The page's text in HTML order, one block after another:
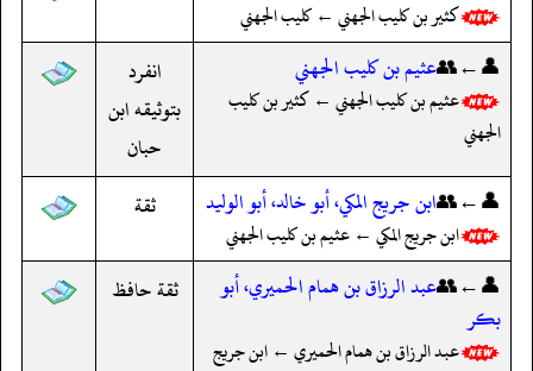
كثير بن كليب الجهني ← كليب الجهني
👤←👥عثيم بن كليب الجهني
عثيم بن كليب الجهني ← كثير بن كليب
الجهني
انفرد
بتوثيقه ابن
حبان
👤←👥ابن جريج المكي، أبو خالد، أبو الوليد
ابن جريج المكي ← عثيم بن كليب الجهني
ثقة
👤←👥عبد الرزاق بن همام الحميري، أبو
بكر
عبد الرزاق بن همام الحميري ← ابن جريج
ثقة حافظ